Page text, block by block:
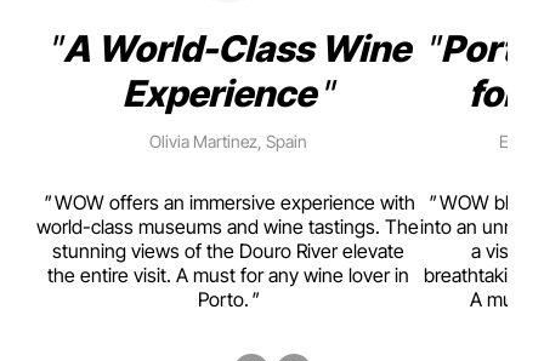
A World-Class Wine
Experience
Olivia Martinez, Spain
WOW offers an immersive experience with
world-class museums and wine tastings. The
stunning views of the Douro River elevate
the entire visit. A must for any wine lover in
Porto.
for
WOW
into an
a visual
breathtaking
A must-